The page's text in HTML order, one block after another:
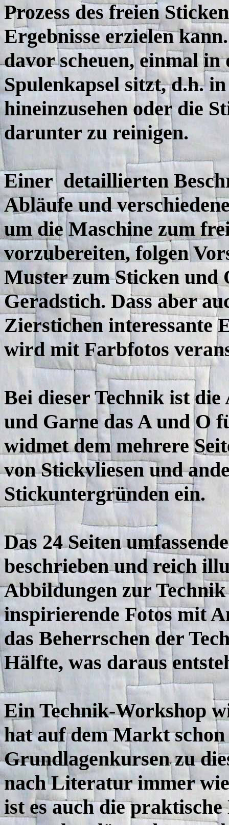
Prozess des freien
Ergebnisse erzielen
davor scheuen, einmal in
Spulenkapsel sitzt, d.h.
hineinzusehen oder die
darunter zu reinigen.
Einer detaillierten
Abläufe und
um die Maschine zum
vorzubereiten, folgen
Muster zum Sticken und
Geradstich. Dass aber
Zierstichen interessante
wird mit Farbfotos
Bei dieser Technik ist
und Garne das A und O
widmet dem mehrere
von Stickvliesen und
Stickuntergründen ein.
Das 24 Seiten
beschrieben und reich
Abbildungen zur
inspirierende Fotos mit
das Beherrschen der
Hälfte, was daraus
Ein Technik-Workshop
hat auf dem Markt
Grundlagenkursen zu
nach Literatur immer
ist es auch die